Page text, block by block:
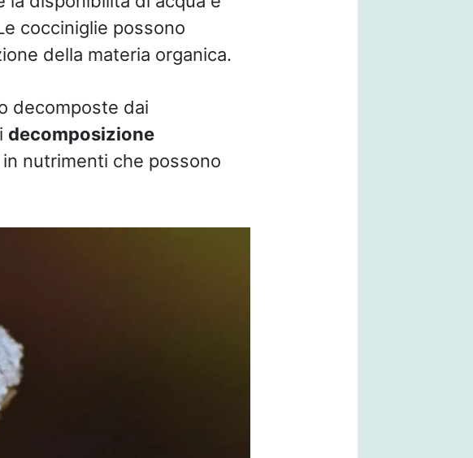
cocciniglie possono
della materia organica.
decomposte dai
decomposizione
nutrimenti che possono